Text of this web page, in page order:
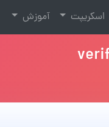
اسکریپت آموزش